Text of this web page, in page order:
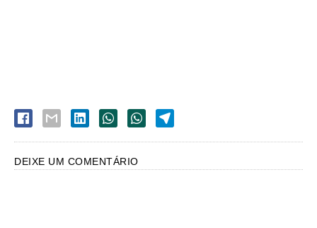
DEIXE UM COMENTÁRIO